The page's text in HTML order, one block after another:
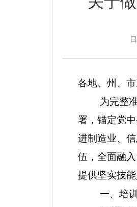
各地、州、
为完整
署，锚定党
进制造业、
伍，全面融
提供坚实技
一、培训